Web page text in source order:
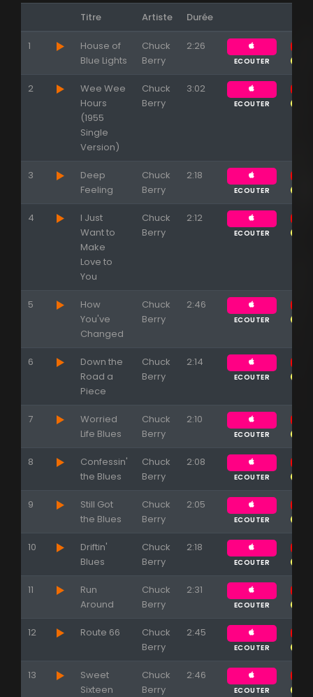
Appuyez sur ENTREE pour valider...
Titre Artiste Durée
1
House of
Blue Lights
Chuck
Berry
2:26
ECOUTER
2
Wee Wee
Hours
(1955
Single
Version)
Chuck
Berry
3:02
ECOUTER
3
Deep
Feeling
Chuck
Berry
2:18
ECOUTER
4
I Just
Want to
Make
Love to
You
Chuck
Berry
2:12
ECOUTER
5
How
You've
Changed
Chuck
Berry
2:46
ECOUTER
6
Down the
Road a
Piece
Chuck
Berry
2:14
ECOUTER
7
Worried
Life Blues
Chuck
Berry
2:10
ECOUTER
8
Confessin'
the Blues
Chuck
Berry
2:08
ECOUTER
9
Still Got
the Blues
Chuck
Berry
2:05
ECOUTER
10
Driftin'
Blues
Chuck
Berry
2:18
ECOUTER
11
Run
Around
Chuck
Berry
2:31
ECOUTER
12 Route 66
Chuck
Berry
2:45
ECOUTER
13
Sweet
Sixteen
Chuck
Berry
2:46
ECOUTER